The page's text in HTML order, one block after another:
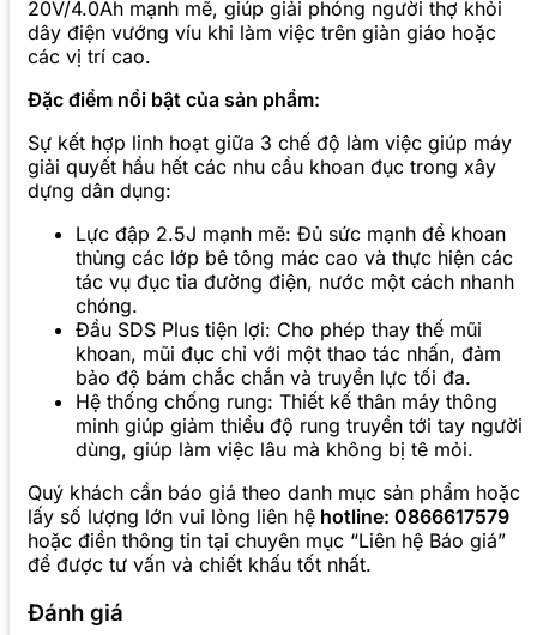
20V/4.0Ah mạnh mẽ, giúp giải phóng người thợ khỏi
dây điện vướng víu khi làm việc trên giàn giáo hoặc
các vị trí cao.
Đặc điểm nổi bật của sản phẩm:
Sự kết hợp linh hoạt giữa 3 chế độ làm việc giúp máy
giải quyết hầu hết các nhu cầu khoan đục trong xây
dựng dân dụng:
Lực đập 2.5J mạnh mẽ: Đủ sức mạnh để khoan
thủng các lớp bê tông mác cao và thực hiện các
tác vụ đục tỉa đường điện, nước một cách nhanh
chóng.
Đầu SDS Plus tiện lợi: Cho phép thay thế mũi
khoan, mũi đục chỉ với một thao tác nhấn, đảm
bảo độ bám chắc chắn và truyền lực tối đa.
Hệ thống chống rung: Thiết kế thân máy thông
minh giúp giảm thiểu độ rung truyền tới tay người
dùng, giúp làm việc lâu mà không bị tê mỏi.
Quý khách cần báo giá theo danh mục sản phẩm hoặc
lấy số lượng lớn vui lòng liên hệ hotline: 0866617579
hoặc điền thông tin tại chuyên mục “Liên hệ Báo giá”
để được tư vấn và chiết khấu tốt nhất.
Đánh giá